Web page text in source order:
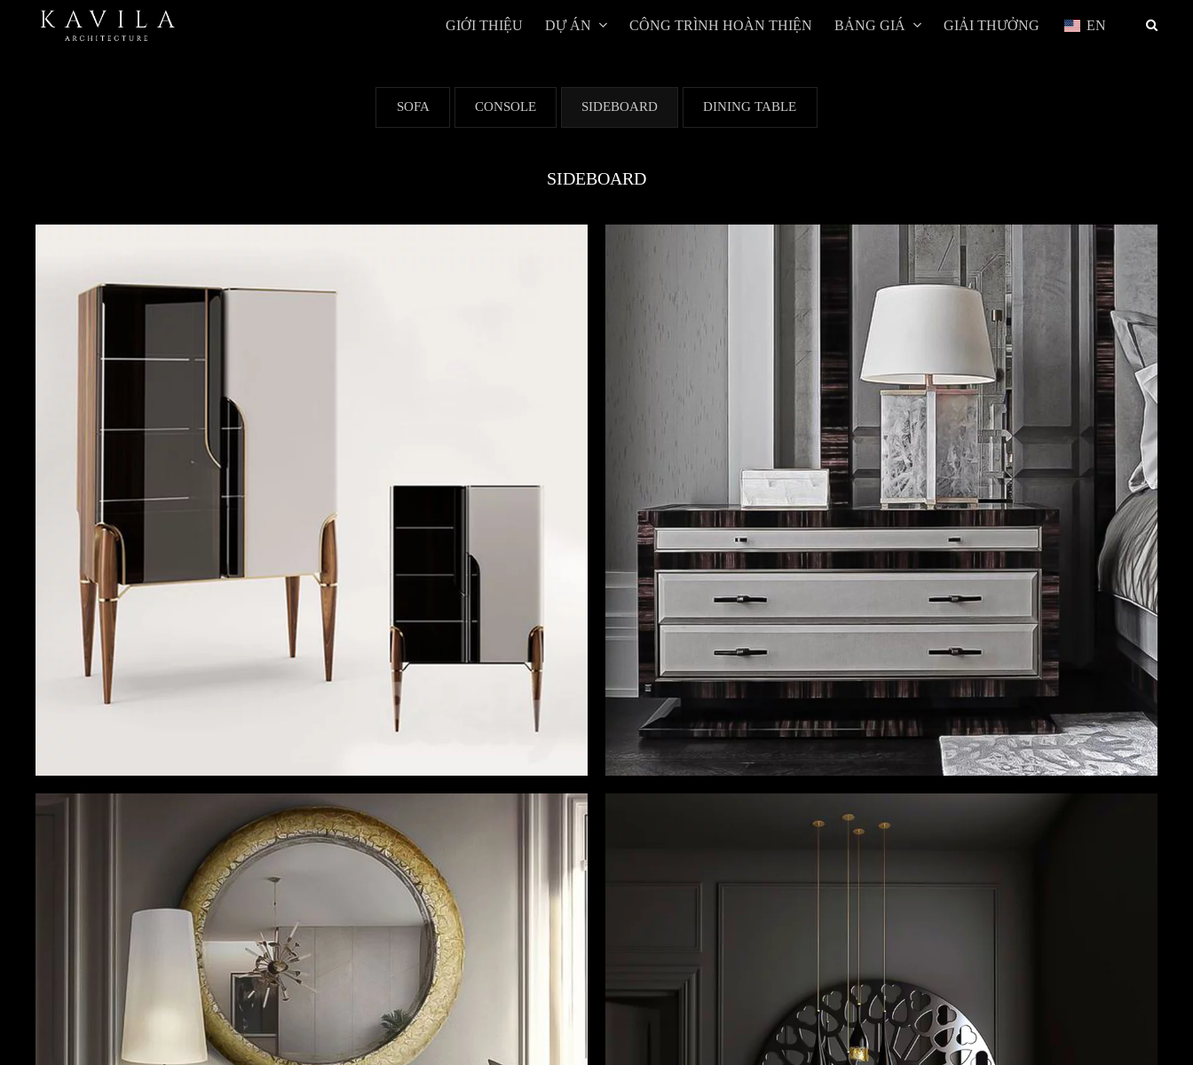
GIỚI THIỆU DỰ ÁN CÔNG TRÌNH HOÀN THIỆN BẢNG GIÁ GIẢI THƯỞNG EN
SOFA CONSOLE SIDEBOARD DINING TABLE
SIDEBOARD